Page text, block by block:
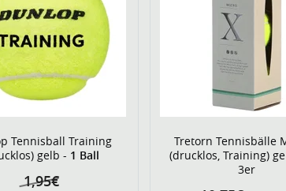
Tennisball Training
gelb - 1 Ball
1,95€
Tretorn Tennisbälle
(drucklos, Training)
3er